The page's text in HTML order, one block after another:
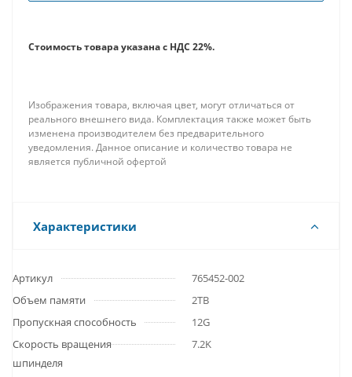
Стоимость товара указана с НДС 22%.
Изображения товара, включая цвет, могут отличаться от
реального внешнего вида. Комплектация также может быть
изменена производителем без предварительного
уведомления. Данное описание и количество товара не
является публичной офертой
Характеристики
Артикул
765452-002
Объем памяти
2TB
Пропускная способность
12G
Скорость вращения
шпинделя
7.2K